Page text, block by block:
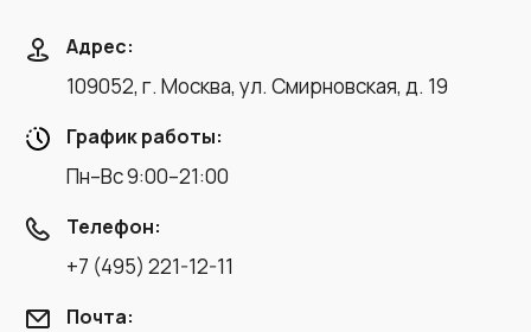
Адрес:
109052, г. Москва, ул. Смирновская, д. 19
График работы:
Пн–Вс 9:00–21:00
Телефон:
+7 (495) 221-12-11
Почта: